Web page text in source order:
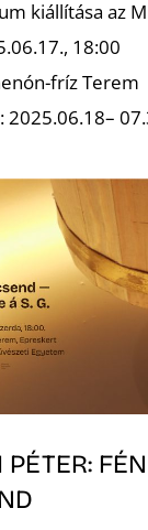
kiállítása az
18:00
fríz Terem